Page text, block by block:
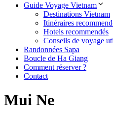
Guide Voyage Vietnam
Destinations Vietnam
Itinéraires
Hotels recommendés
Conseils de voyage
Randonnées Sapa
Boucle de Ha Giang
Comment réserver ?
Contact
Mui Ne